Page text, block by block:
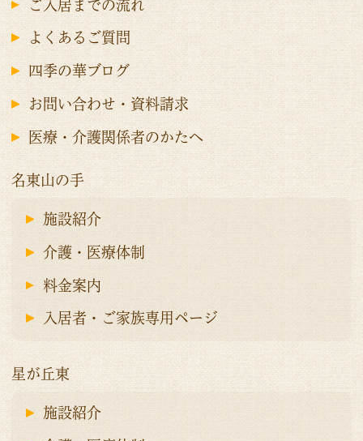
ご入居までの流れ
よくあるご質問
四季の華ブログ
お問い合わせ・資料請求
医療・介護関係者のかたへ
名東山の手
施設紹介
介護・医療体制
料金案内
入居者・ご家族専用ページ
星が丘東
施設紹介